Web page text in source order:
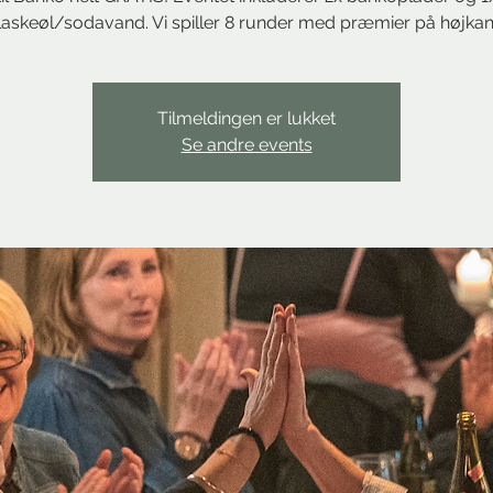
sodavand. Vi spiller 8 runder med præmier på
Tilmeldingen er lukket
Se andre events